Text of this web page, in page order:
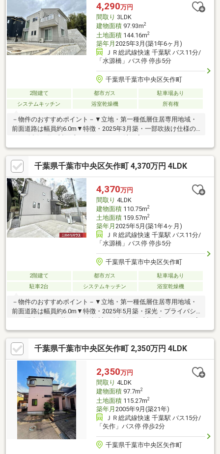
4,290万円
間取り 3LDK
建物面積97.93m2
土地面積144.16m2
築年月 2025年3月(築1年6ヶ月)
ＪＲ総武線快速 千葉駅 バス11分/
「水源橋」バス停 停歩5分
千葉県千葉市中央区矢作町
2階建て 都市ガス
駐車場あり
システムキッチン
浴室乾燥機 所有権
－物件のおすすめポイント－▼立地・第一種低層住居専用地域・
前面道路は幅員約6.0m▼特徴・2025年3月築・一部吹抜け仕様の
スは回遊性のある設計・顔を合わせやすいリビング階段・パント
リー・SC等の収納付・駐車場有(車種による)・即引渡し可能(残金
精算後)▼設備・複層ガラス・食洗機／浄水器付水栓・浴室暖房乾
燥機・TVモニタ付インターホン※ゴミ置き場面積3.49平米(持分13
分の1)■ ご希望の住まい探しをお手伝いします ━━━━━・・・
物件の詳細・ご相談はお気軽にお問い合わせください。
千葉県千葉市中央区矢作町 4,370万円 4LDK
4,370万円
間取り 4LDK
建物面積110.75m2
土地面積159.57m2
築年月 2025年5月(築1年4ヶ月)
ＪＲ総武線快速 千葉駅 バス11分/
「水源橋」バス停 停歩5分
千葉県千葉市中央区矢作町
2階建て 都市ガス
駐車場あり
駐車2台
システムキッチン 浴室乾燥機
－物件のおすすめポイント－▼立地・第一種低層住居専用地域・
前面道路は幅員約6.0m▼特徴・2025年5月築・採光・プライバシ
内干しできるランドリースペース有・2階に水回りを集約配置・
WIC・SIC・パントリー等、収納豊富・駐車2台可(車種による)・即
引渡し可(残金精算後)▼設備・食洗機／浄水器・浴室暖房乾燥
機・TVモニタ付インターホン※ゴミ置き場面積3.49平米(持分13分
の1)■ ご希望の住まい探しをお手伝いします ━━━━━・・・物
件の詳細・ご相談はお気軽にお問い合わせください。
千葉県千葉市中央区矢作町 2,350万円 4LDK
2,350万円
間取り 4LDK
建物面積97.7m2
土地面積115.27m2
築年月 2005年9月(築21年)
ＪＲ総武線快速 千葉駅 バス15分/
「矢作」バス停 停歩2分
千葉県千葉市中央区矢作町